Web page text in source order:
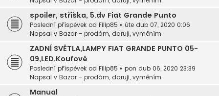
spoiler, stříška, 5.dv Fiat Grande Punto
Poslední příspěvek od Filip85 « úte dub 07, 2020 0:06
Napsal v Bazar - prodám, daruji, vyměním
ZADNÍ SVĚTLA,LAMPY FIAT GRANDE PUNTO 05-
09,LED,Kouřové
Poslední příspěvek od Filip85 « pon dub 06, 2020 23:39
Napsal v Bazar - prodám, daruji, vyměním
Manual